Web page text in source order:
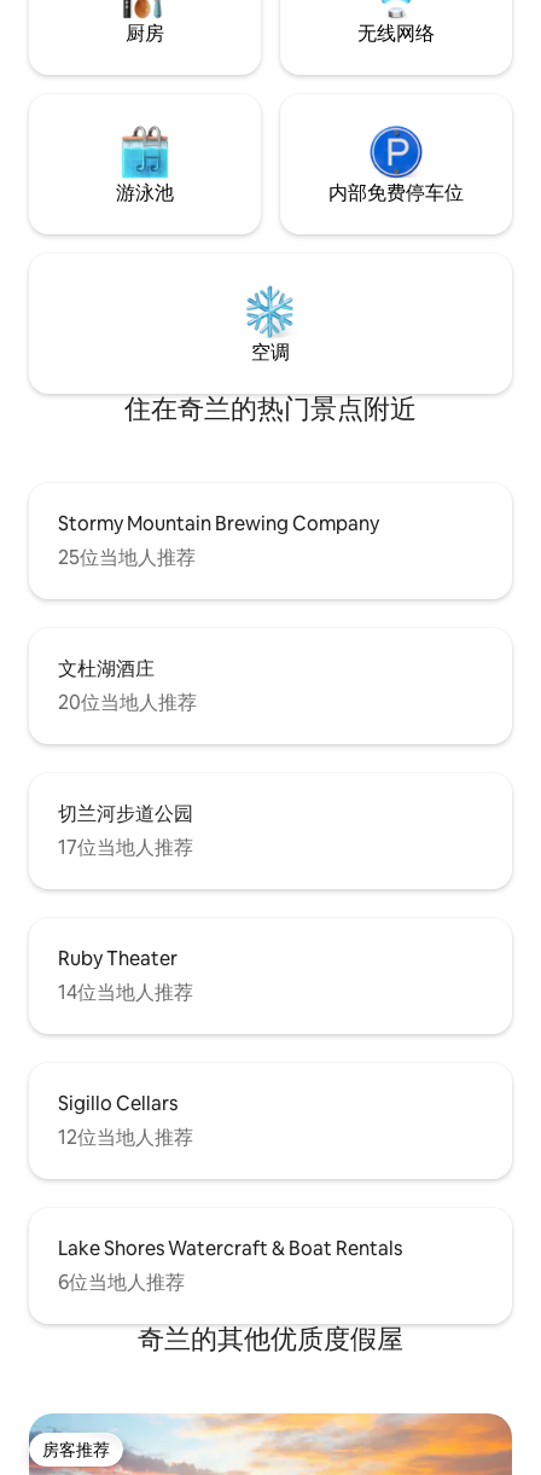
（Lake Wenatchee）休闲。 奇兰县短期
出租登记号：000476
厨房 无线网络
游泳池 内部免费停车位
空调
住在奇兰的热门景点附近
Stormy Mountain Brewing Company
25位当地人推荐
文杜湖酒庄
20位当地人推荐
切兰河步道公园
17位当地人推荐
Ruby Theater
14位当地人推荐
Sigillo Cellars
12位当地人推荐
Lake Shores Watercraft & Boat Rentals
6位当地人推荐
奇兰的其他优质度假屋
房客推荐
房客推荐